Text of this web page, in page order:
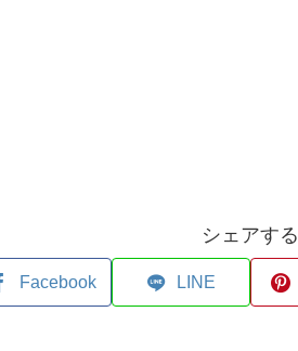
シェアする
Facebook LINE